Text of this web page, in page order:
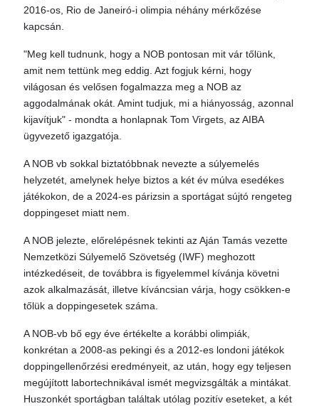
2016-os, Rio de Janeiró-i olimpia néhány mérkőzése
kapcsán.
"Meg kell tudnunk, hogy a NOB pontosan mit vár tőlünk,
amit nem tettünk meg eddig. Azt fogjuk kérni, hogy
világosan és velősen fogalmazza meg a NOB az
aggodalmának okát. Amint tudjuk, mi a hiányosság, azonnal
kijavítjuk" - mondta a honlapnak Tom Virgets, az AIBA
ügyvezető igazgatója.
A NOB vb sokkal biztatóbbnak nevezte a súlyemelés
helyzetét, amelynek helye biztos a két év múlva esedékes
játékokon, de a 2024-es párizsin a sportágat sújtó rengeteg
doppingeset miatt nem.
A NOB jelezte, előrelépésnek tekinti az Aján Tamás vezette
Nemzetközi Súlyemelő Szövetség (IWF) meghozott
intézkedéseit, de továbbra is figyelemmel kívánja követni
azok alkalmazását, illetve kíváncsian várja, hogy csökken-e
tőlük a doppingesetek száma.
A NOB-vb bő egy éve értékelte a korábbi olimpiák,
konkrétan a 2008-as pekingi és a 2012-es londoni játékok
doppingellenőrzési eredményeit, az után, hogy egy teljesen
megújított labortechnikával ismét megvizsgálták a mintákat.
Huszonkét sportágban találtak utólag pozitív eseteket, a két